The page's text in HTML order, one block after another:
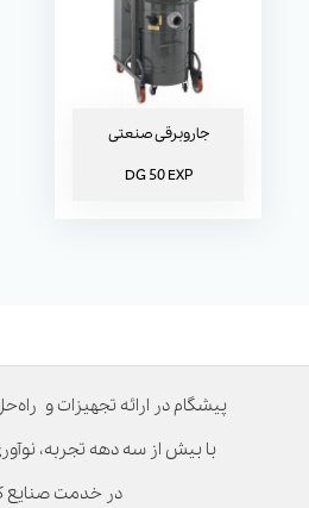
جاروبرقی صنعتی
DG 50 EXP
پیشگام در ارائه تجهیزات و
با بیش از سه دهه تجربه،
در خدمت صنایع